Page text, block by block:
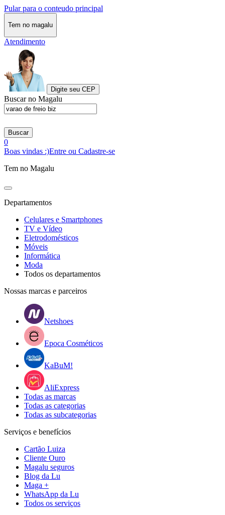
Pular para o conteudo principal
Tem no magalu
Atendimento
Digite seu CEP
Buscar no Magalu
Buscar
0
Boas vindas :)Entre ou Cadastre-se
Tem no Magalu
Departamentos
Celulares e Smartphones
TV e Vídeo
Eletrodomésticos
Móveis
Informática
Moda
Todos os departamentos
Nossas marcas e parceiros
Netshoes
Epoca Cosméticos
KaBuM!
AliExpress
Todas as marcas
Todas as categorias
Todas as subcategorias
Serviços e benefícios
Cartão Luiza
Cliente Ouro
Magalu seguros
Blog da Lu
Maga +
WhatsApp da Lu
Todos os serviços